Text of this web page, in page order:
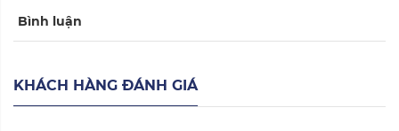
Bình luận
KHÁCH HÀNG ĐÁNH GIÁ